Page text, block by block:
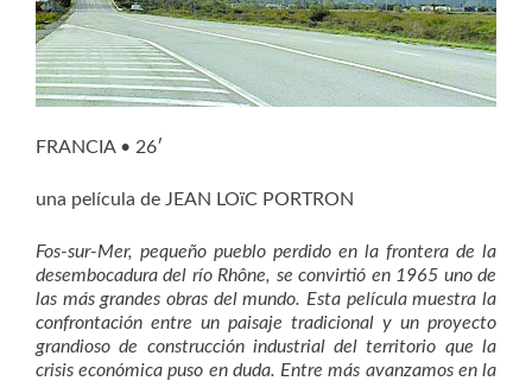
FRANCIA • 26′
una película de JEAN LOïC PORTRON
Fos-sur-Mer, pequeño pueblo perdido en la frontera de la
desembocadura del río Rhône, se convirtió en 1965 uno de
las más grandes obras del mundo. Esta película muestra la
confrontación entre un paisaje tradicional y un proyecto
grandioso de construcción industrial del territorio que la
crisis económica puso en duda. Entre más avanzamos en la